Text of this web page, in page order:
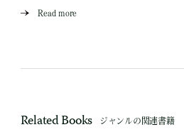
Read more
Related Books ジャンルの関連書籍